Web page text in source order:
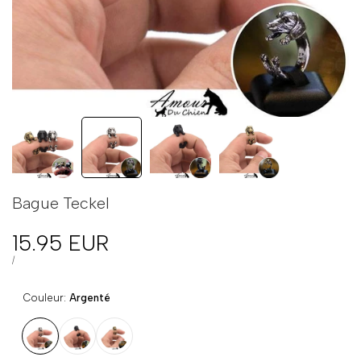
Bague Teckel
Prix
en
15.95 EUR
PRIX
/PAR
Couleur: Argenté